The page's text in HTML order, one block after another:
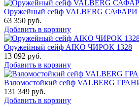
Оружейный сейф VALBERG САФАРИ
63 350 руб.
Добавить в корзину
Оружейный сейф AIKO ЧИРОК 1328
13 092 руб.
Добавить в корзину
Взломостойкий сейф VALBERG
131 349 руб.
Добавить в корзину